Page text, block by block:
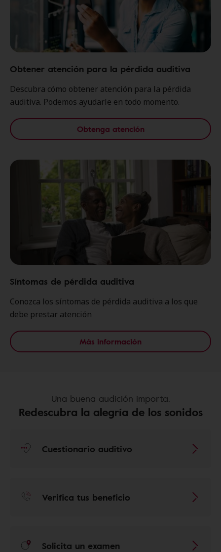
Obtener atención para la pérdida auditiva
Descubra cómo obtener atención para la pérdida
auditiva. Podemos ayudarle en todo momento.
Obtenga atención
Síntomas de pérdida auditiva
Conozca los síntomas de pérdida auditiva a los que
debe prestar atención
Más información
Una buena audición importa.
Redescubra la alegría de los sonidos
Cuestionario auditivo
Verifica tus beneficio
Solicita un examen